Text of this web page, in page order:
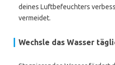
deines Luftbefeuchters
vermeidet.
Wechsle das Wasser